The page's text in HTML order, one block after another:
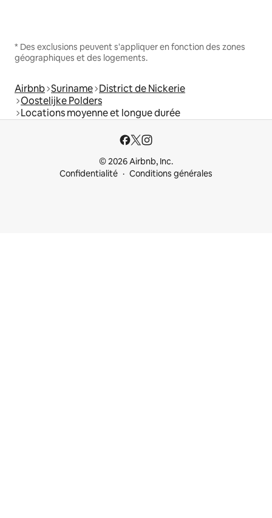
* Des exclusions peuvent s'appliquer en fonction des zones
géographiques et des logements.
Airbnb Suriname District de Nickerie
Oostelijke Polders
Locations moyenne et longue durée
© 2026 Airbnb, Inc.
Confidentialité
Conditions générales